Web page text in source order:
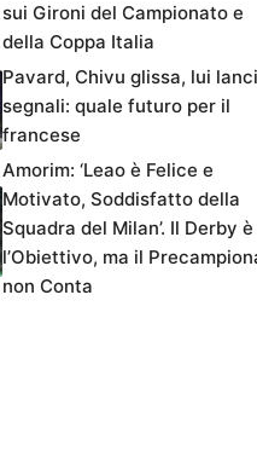
sui Gironi del Campionato e
della Coppa Italia
Pavard, Chivu glissa, lui
segnali: quale futuro per il
francese
Amorim: ‘Leao è Felice e
Motivato, Soddisfatto della
Squadra del Milan’. Il Derby è
l’Obiettivo, ma il
non Conta